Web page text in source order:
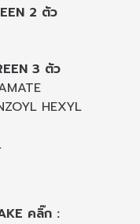
2 ตัว
3 ตัว
HEXYL
คลิ๊ก :